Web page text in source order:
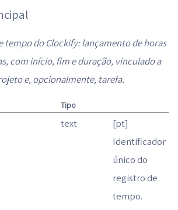
tempo do Clockify: lançamento de horas
com início, fim e duração, vinculado a
e, opcionalmente, tarefa.
Tipo
text
[pt]
Identificador
único do
registro de
tempo.